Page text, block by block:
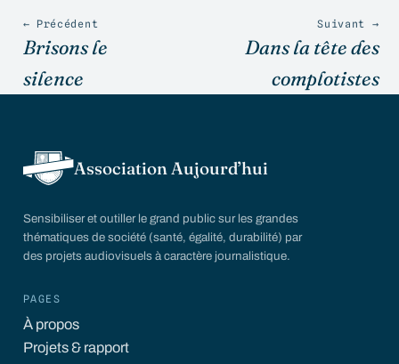
← Précédent
Brisons le
silence
Suivant →
Dans la tête des
complotistes
Association Aujourd’hui
Sensibiliser et outiller le grand public sur les grandes
thématiques de société (santé, égalité, durabilité) par
des projets audiovisuels à caractère journalistique.
PAGES
À propos
Projets & rapport